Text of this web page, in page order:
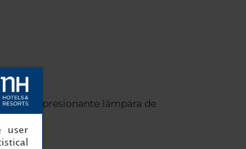
su impresionante lámpara de
user